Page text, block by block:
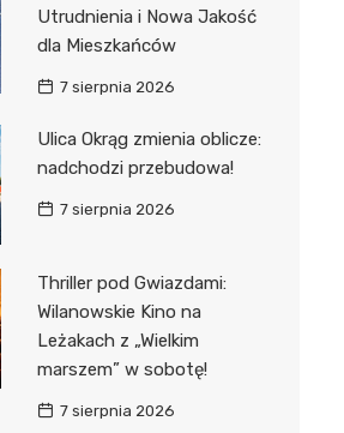
Utrudnienia i Nowa Jakość
dla Mieszkańców
7 sierpnia 2026
Ulica Okrąg zmienia oblicze:
nadchodzi przebudowa!
7 sierpnia 2026
Thriller pod Gwiazdami:
Wilanowskie Kino na
Leżakach z „Wielkim
marszem” w sobotę!
7 sierpnia 2026